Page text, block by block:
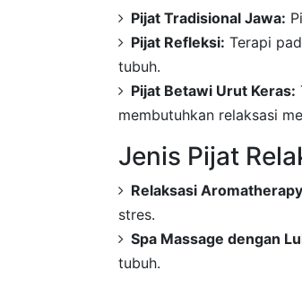
Pijat Tradisional Jawa:
Pijat Refleksi: Terapi
tubuh.
Pijat Betawi Urut Keras:
membutuhkan relaksasi
Jenis Pijat
Relaksasi
stres.
Spa Massage dengan
tubuh.